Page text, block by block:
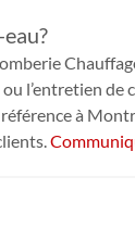
l’entretien
à